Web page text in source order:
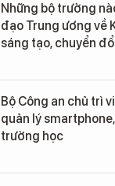
Những bộ trưởng
đạo Trung ương về
sáng tạo, chuyển
Bộ Công an chủ trì
quản lý
trường học